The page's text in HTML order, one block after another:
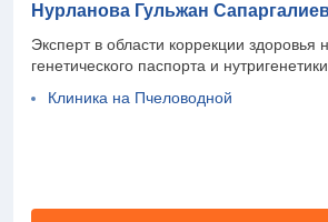
Нурланова Гульжан
Эксперт в области коррекции здоровья
генетического паспорта и нутригенетики
Клиника на Пчеловодной